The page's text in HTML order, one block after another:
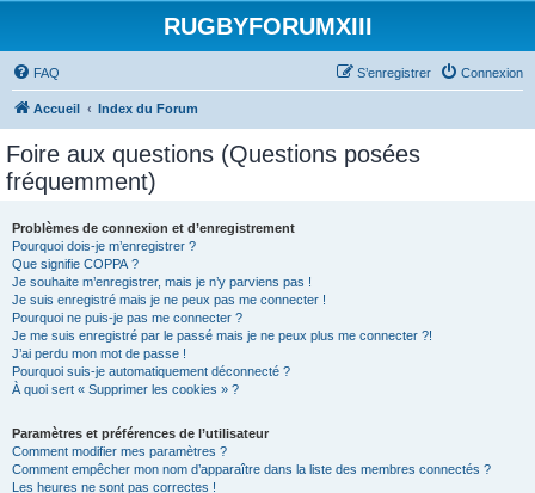
RUGBYFORUMXIII
FAQ Connexion
S’enregistrer
Accueil Index du Forum
Foire aux questions (Questions posées
fréquemment)
Problèmes de connexion et d’enregistrement
Pourquoi dois-je m’enregistrer ?
Que signifie COPPA ?
Je souhaite m’enregistrer, mais je n’y parviens pas !
Je suis enregistré mais je ne peux pas me connecter !
Pourquoi ne puis-je pas me connecter ?
Je me suis enregistré par le passé mais je ne peux plus me connecter ?!
J’ai perdu mon mot de passe !
Pourquoi suis-je automatiquement déconnecté ?
À quoi sert « Supprimer les cookies » ?
Paramètres et préférences de l’utilisateur
Comment modifier mes paramètres ?
Comment empêcher mon nom d’apparaître dans la liste des membres connectés ?
Les heures ne sont pas correctes !